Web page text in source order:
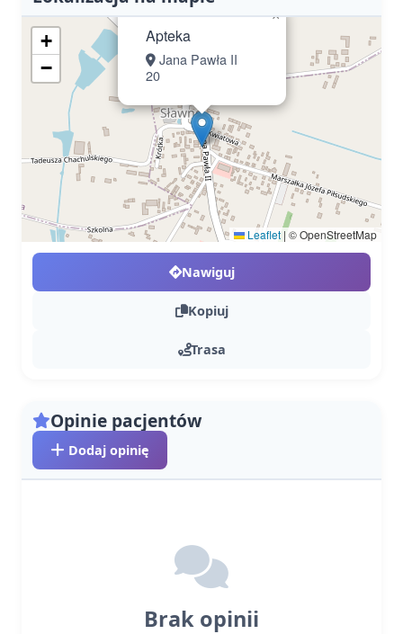
Apteka
Jana Pawła II
20
×
+
−
Leaflet | © OpenStreetMap
Nawiguj
Kopiuj
Trasa
Opinie pacjentów
Dodaj opinię
Brak opinii